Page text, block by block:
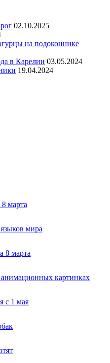
02.10.2025
на подоконнике
в Карелии 03.05.2024
19.04.2024
марта
мира
8 марта
картинках
с 1 мая